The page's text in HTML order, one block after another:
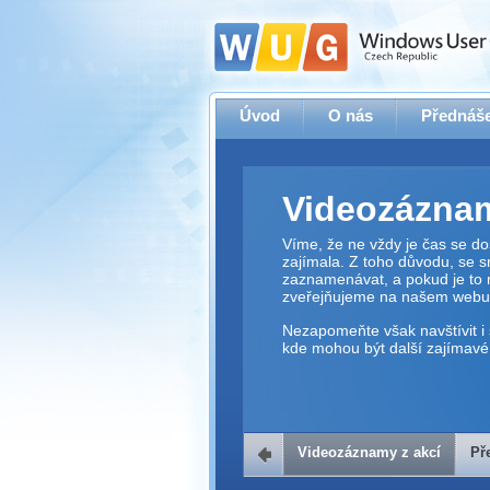
Úvod O nás
Víme, že ne vždy je čas se
zajímala. Z toho důvodu, se
zaznamenávat, a pokud je to
zveřejňujeme na našem webu.
Nezapomeňte však navštívit i
kde mohou být další zajímavé
Přehrávač
Videozáznamy z akcí